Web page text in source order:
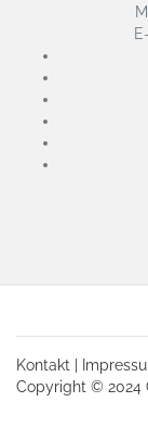
Kontakt
Copyright © 2024